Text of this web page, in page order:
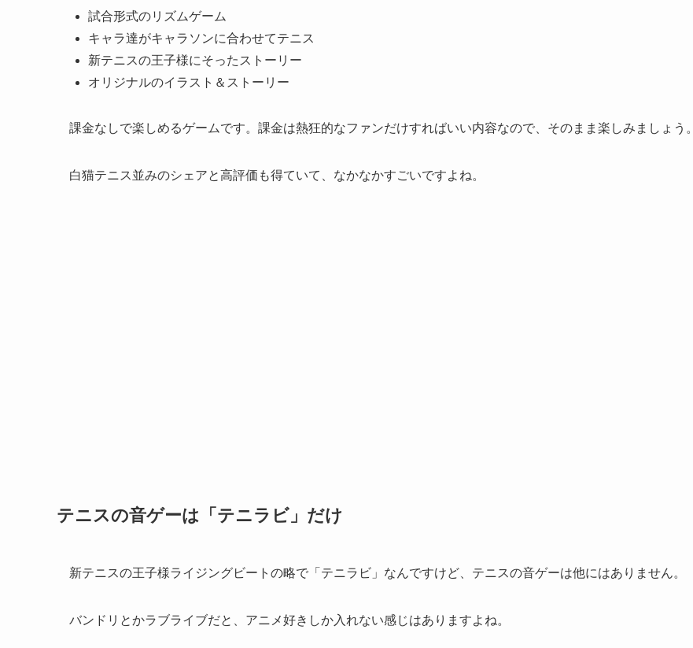
試合形式のリズムゲーム
キャラ達がキャラソンに合わせてテニス
新テニスの王子様にそったストーリー
オリジナルのイラスト＆ストーリー
課金なしで楽しめるゲームです。課金は熱狂的なファンだけすればいい内容なので、そのまま楽しみましょう。
白猫テニス並みのシェアと高評価も得ていて、なかなかすごいですよね。
テニスの音ゲーは「テニラビ」だけ
新テニスの王子様ライジングビートの略で「テニラビ」なんですけど、テニスの音ゲーは他にはありません。
バンドリとかラブライブだと、アニメ好きしか入れない感じはありますよね。